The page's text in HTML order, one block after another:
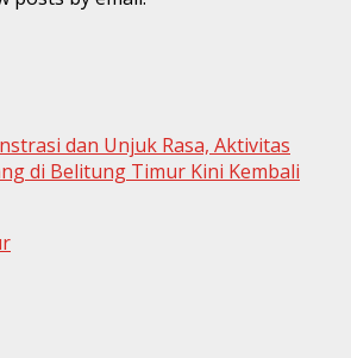
dan Unjuk Rasa, Aktivitas
di Belitung Timur Kini Kembali